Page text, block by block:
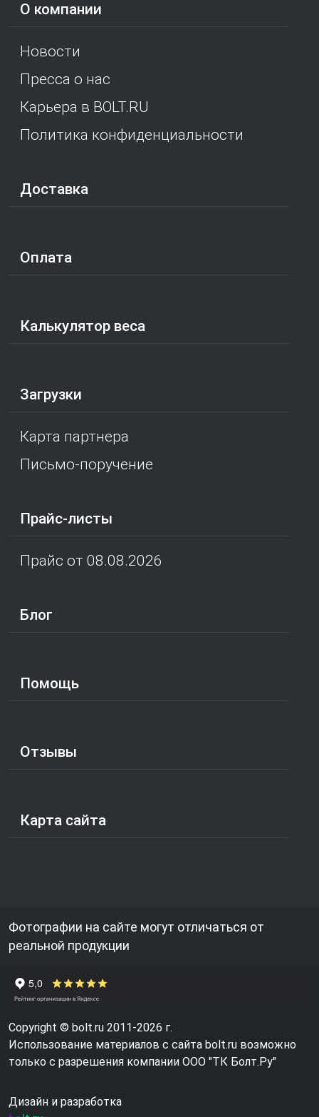
О компании
Новости
Пресса о нас
Карьера в BOLT.RU
Политика конфиденциальности
Доставка
Оплата
Калькулятор веса
Загрузки
Карта партнера
Письмо-поручение
Прайс-листы
Прайс от 08.08.2026
Блог
Помощь
Отзывы
Карта сайта
Фотографии на сайте могут отличаться от
реальной продукции
Copyright © bolt.ru 2011-2026 г.
Использование материалов с сайта bolt.ru возможно
только с разрешения компании ООО "ТК Болт.Ру"
Дизайн и разработка